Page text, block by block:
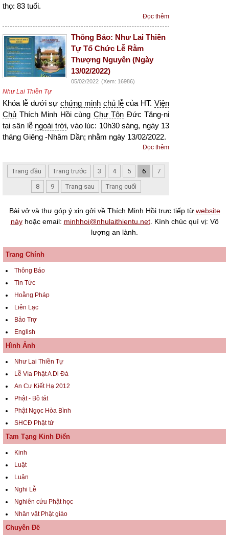
thọ: 83 tuổi.
Đọc thêm
Thông Báo: Như Lai Thiền
Tự Tổ Chức Lễ Rằm
Thượng Nguyên (Ngày
13/02/2022)
05/02/2022 (Xem: 16986)
Như Lai Thiền Tự
Khóa lễ dưới sựchứng minh chủ lễcủa HT.Viện
Chủ Thích Minh Hồi cùng Chư Tôn Đức Tăng-ni
tại sân lễ ngoài trời, vào lúc: 10h30 sáng, ngày 13
tháng Giêng -Nhâm Dần; nhằm ngày 13/02/2022.
Đọc thêm
Trang đầu Trang trước 3 4 5 6
7
8
9 Trang sau Trang cuối
Bài vở và thư góp ý xin gởi về Thích Minh Hồi trực tiếp từ website
nàyhoặc email: minhhoi@nhulaithientu.net. Kính chúc quí vị: Vô
lượng an lành.
Trang Chính
Thông Báo
Tin Tức
Hoằng Pháp
Liên Lạc
Bảo Trợ
English
Hình Ảnh
Như Lai Thiền Tự
Lễ Vía Phật A Di Đà
An Cư Kiết Hạ 2012
Phật - Bồ tát
Phật Ngọc Hòa Bình
SHCĐ Phật tử
Tam Tạng Kinh Điển
Kinh
Luật
Luận
Nghi Lễ
Nghiên cứu Phật học
Nhân vật Phật giáo
Chuyên Đề